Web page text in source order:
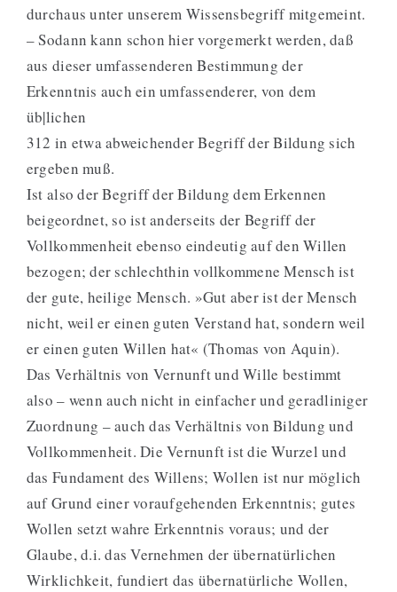
durchaus unter unserem Wissensbegriff mitgemeint.
– Sodann kann schon hier vorgemerkt werden, daß
aus dieser umfassenderen Bestimmung der
Erkenntnis auch ein umfassenderer, von dem
üb|lichen
312 in etwa abweichender Begriff der Bildung sich
ergeben muß.
Ist also der Begriff der Bildung dem Erkennen
beigeordnet, so ist anderseits der Begriff der
Vollkommenheit ebenso eindeutig auf den Willen
bezogen; der schlechthin vollkommene Mensch ist
der gute, heilige Mensch. »Gut aber ist der Mensch
nicht, weil er einen guten Verstand hat, sondern weil
er einen guten Willen hat« (Thomas von Aquin).
Das Verhältnis von Vernunft und Wille bestimmt
also – wenn auch nicht in einfacher und geradliniger
Zuordnung – auch das Verhältnis von Bildung und
Vollkommenheit. Die Vernunft ist die Wurzel und
das Fundament des Willens; Wollen ist nur möglich
auf Grund einer voraufgehenden Erkenntnis; gutes
Wollen setzt wahre Erkenntnis voraus; und der
Glaube, d.i. das Vernehmen der übernatürlichen
Wirklichkeit, fundiert das übernatürliche Wollen,